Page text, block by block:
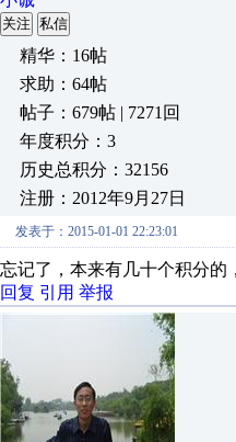
关注 私信
精华：16帖
求助：64帖
帖子：679帖 | 7271回
年度积分：3
历史总积分：32156
注册：2012年9月27日
发表于：2015-01-01 22:23:01
忘记了，本来有几十个积分的
回复 引用 举报